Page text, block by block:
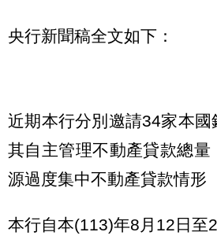
央行新聞稿全文如下：
近期本行分別邀請34家本
其自主管理不動產貸款總量
源過度集中不動產貸款情形
本行自本(113)年8月12日至